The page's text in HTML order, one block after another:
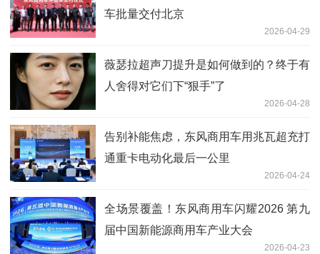
车批量交付北京
2026-04-29
薇瑟拉超声刀提升是如何做到的？终于有
人舍得对它们下“狠手”了
2026-04-28
告别补能焦虑，东风商用车用兆瓦超充打
通重卡电动化最后一公里
2026-04-24
全场景覆盖！东风商用车闪耀2026 第九
届中国新能源商用车产业大会
2026-04-23